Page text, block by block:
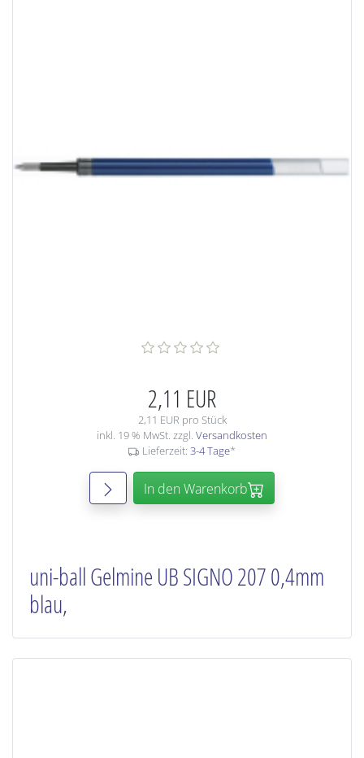
2,11 EUR
2,11 EUR pro Stück
inkl. 19 % MwSt. zzgl. Versandkosten
Lieferzeit: 3-4 Tage*
In den Warenkorb
uni-ball Gelmine UB SIGNO 207 0,4mm
blau,